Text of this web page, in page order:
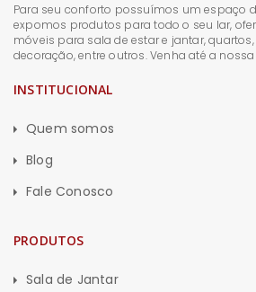
Para seu conforto possuímos um espaço
expomos produtos para todo o seu lar,
móveis para sala de estar e jantar,
decoração, entre outros. Venha até a
INSTITUCIONAL
Quem somos
Blog
Fale Conosco
PRODUTOS
Sala de Jantar